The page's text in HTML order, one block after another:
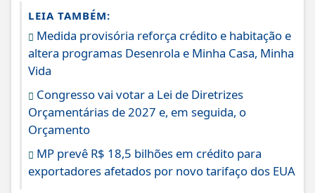
LEIA TAMBÉM:
Medida provisória reforça crédito e habitação e
altera programas Desenrola e Minha Casa, Minha
Vida
Congresso vai votar a Lei de Diretrizes
Orçamentárias de 2027 e, em seguida, o
Orçamento
MP prevê R$ 18,5 bilhões em crédito para
exportadores afetados por novo tarifaço dos EUA